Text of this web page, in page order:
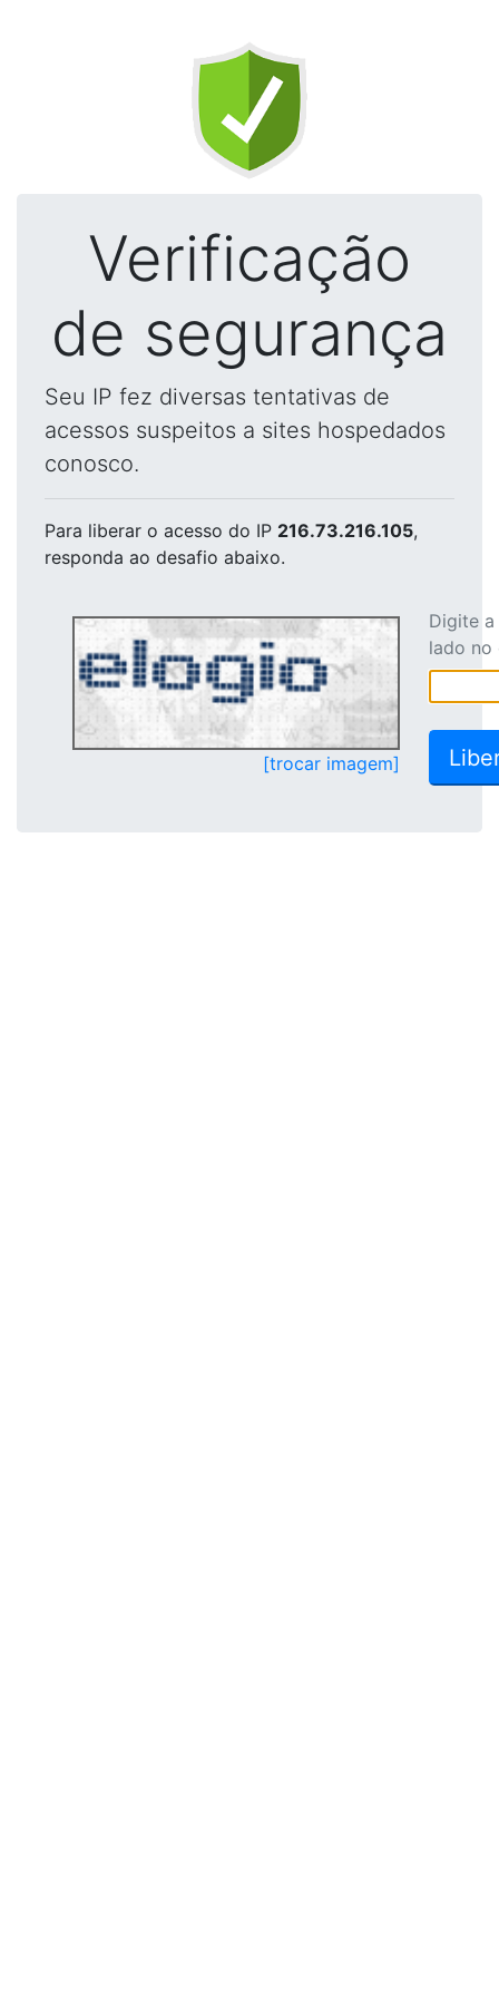
Verificação
de segurança
Seu IP fez diversas tentativas de
acessos suspeitos a sites hospedados
conosco.
Para liberar o acesso do IP 216.73.216.105,
responda ao desafio abaixo.
[trocar imagem]
Digite
lado no